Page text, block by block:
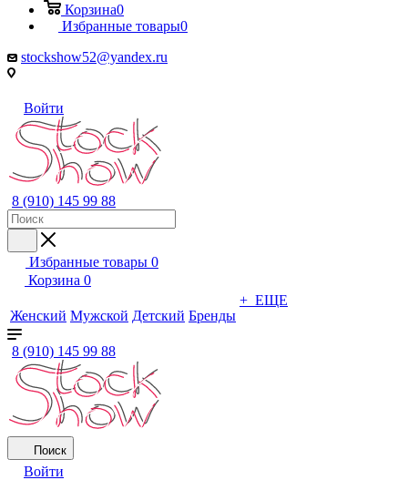
Корзина0
Избранные товары0
stockshow52@yandex.ru
Войти
8 (910) 145 99 88
Избранные товары 0
Корзина 0
Женский Мужской Детский Бренды
+ ЕЩЕ
8 (910) 145 99 88
Поиск
Войти